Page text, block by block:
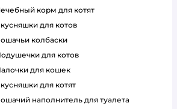
лечебный корм для котят
вкусняшки для котов
кошачьи колбаски
подушечки для котов
палочки для кошек
вкусняшки для котят
кошачий наполнитель для туалета